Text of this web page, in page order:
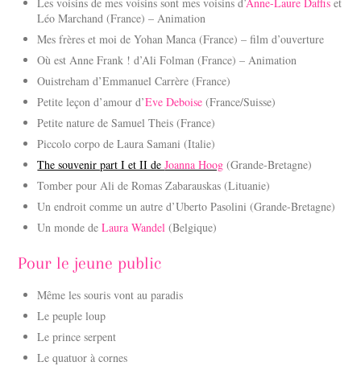
Léo Marchand (France) – Animation
Mes frères et moi de Yohan Manca (France) – film d’ouverture
Où est Anne Frank ! d’Ali Folman (France) – Animation
Ouistreham d’Emmanuel Carrère (France)
Petite leçon d’amour d’Eve Deboise (France/Suisse)
Petite nature de Samuel Theis (France)
Piccolo corpo de Laura Samani (Italie)
The souvenir part I et II deJoanna Hoog (Grande-Bretagne)
Tomber pour Ali de Romas Zabarauskas (Lituanie)
Un endroit comme un autre d’Uberto Pasolini (Grande-Bretagne)
Un monde deLaura Wandel (Belgique)
Pour le jeune public
Même les souris vont au paradis
Le peuple loup
Le prince serpent
Le quatuor à cornes